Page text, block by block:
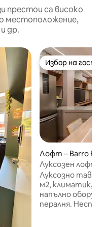
престои са високо
местоположение,
др.
Избор на
Избор на
Лофт – Barro
Луксозен лофт
на Бело
Луксозно
м2, климатик,
напълно
пералня.